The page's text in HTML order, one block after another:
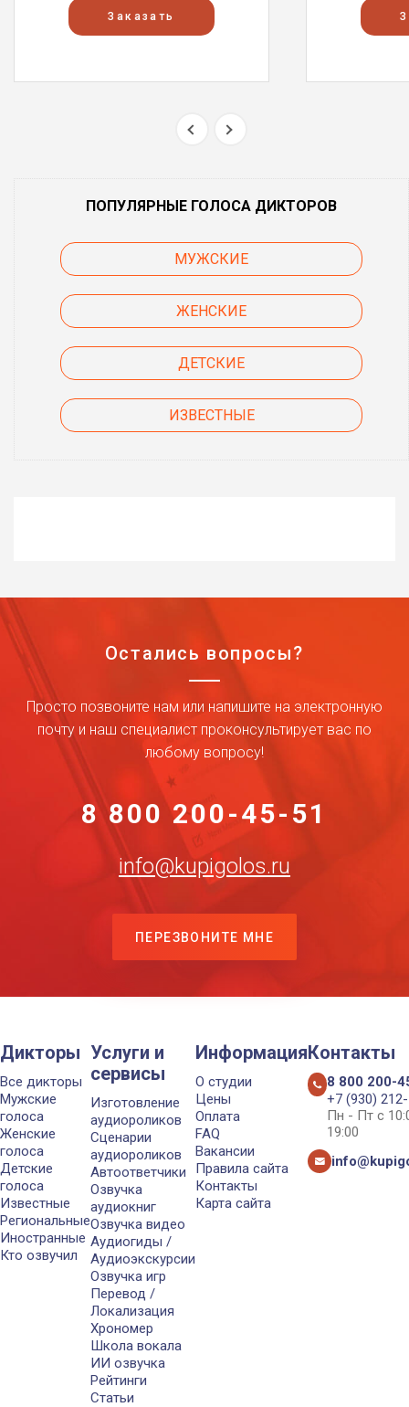
Заказать
ПОПУЛЯРНЫЕ ГОЛОСА ДИКТОРОВ
МУЖСКИЕ
ЖЕНСКИЕ
ДЕТСКИЕ
ИЗВЕСТНЫЕ
Остались вопросы?
Просто позвоните нам или напишите на электронную
почту и наш специалист проконсультирует вас по
любому вопросу!
8 800 200-45-51
info@kupigolos.ru
ПЕРЕЗВОНИТЕ МНЕ
Дикторы
Все дикторы
Мужские
голоса
Женские
голоса
Детские
голоса
Известные
Региональные
Иностранные
Кто озвучил
Услуги и
сервисы
Изготовление
аудиороликов
Сценарии
аудиороликов
Автоответчики
Озвучка
аудиокниг
Озвучка видео
Аудиогиды /
Аудиоэкскурсии
Озвучка игр
Перевод /
Локализация
Хрономер
Школа вокала
ИИ озвучка
Рейтинги
Статьи
Информация
О студии
Цены
Оплата
FAQ
Вакансии
Правила сайта
Контакты
Карта сайта
Контакты
8 800 200-
+7 (930)
Пн - Пт с
19:00